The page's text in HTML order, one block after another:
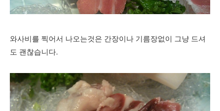
와사비를 찍어서 나오는것은 간장이나 기름장없이 그냥 드셔
도 괜찮습니다.